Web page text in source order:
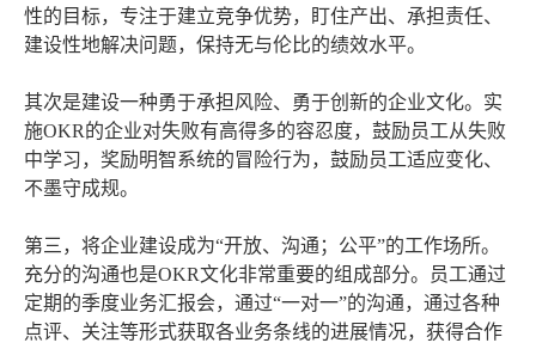
性的目标，专注于建立竞争优势，盯住产出、承担责任、
建设性地解决问题，保持无与伦比的绩效水平。
其次是建设一种勇于承担风险、勇于创新的企业文化。实
施OKR的企业对失败有高得多的容忍度，鼓励员工从失败
中学习，奖励明智系统的冒险行为，鼓励员工适应变化、
不墨守成规。
第三，将企业建设成为“开放、沟通；公平”的工作场所。
充分的沟通也是OKR文化非常重要的组成部分。员工通过
定期的季度业务汇报会，通过“一对一”的沟通，通过各种
点评、关注等形式获取各业务条线的进展情况，获得合作